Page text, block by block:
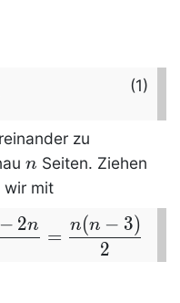
(1)
zu
n
n Seiten. Ziehen
wir mit
− 2n
=
2
n(n − 3)